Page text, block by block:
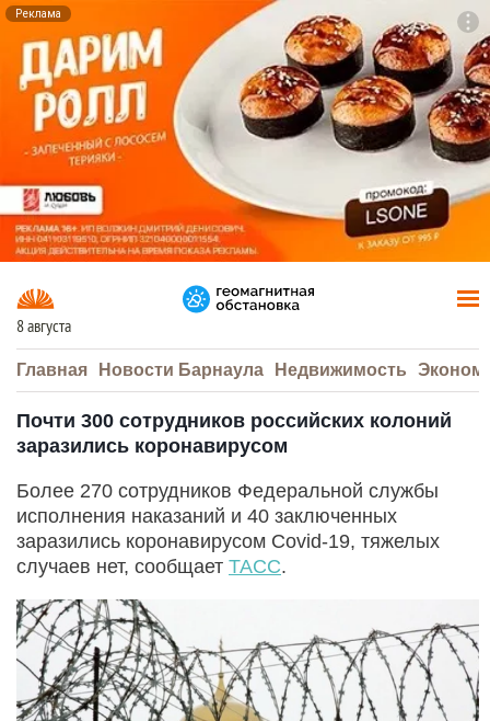
Реклама
8 августа
Главная Новости Барнаула Недвижимость
Почти 300 сотрудников российских колоний
заразились коронавирусом
Более 270 сотрудников Федеральной службы
исполнения наказаний и 40 заключенных
заразились коронавирусом Covid-19, тяжелых
случаев нет, сообщает ТАСС.